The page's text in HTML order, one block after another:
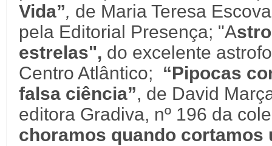
Vida”, de Maria Teresa
pela Editorial Presença; "A
estrelas", do excelente
Centro Atlântico;
“Pipocas
falsa ciência”, de David
editora Gradiva, nº 196 da
choramos quando cortamos